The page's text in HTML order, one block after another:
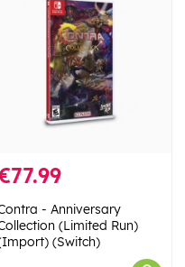
- Anniversary
(Limited Run)
(Switch)